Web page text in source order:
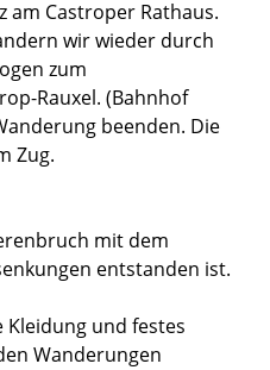
am Castroper Rathaus.
wir wieder durch
zum
Rauxel. (Bahnhof
beenden. Die
Zug.
mit dem
entstanden ist.
und festes
Wanderungen